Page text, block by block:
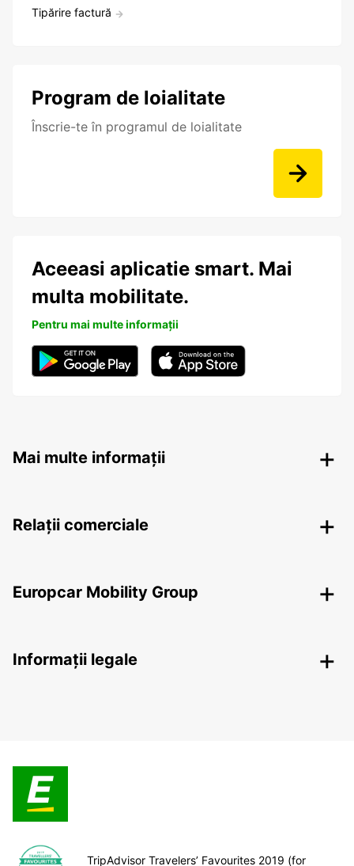
Tipărire factură
Program de loialitate
Înscrie-te în programul de loialitate
Aceeasi aplicatie smart. Mai
multa mobilitate.
Pentru mai multe informații
Mai multe informații
Relații comerciale
Europcar Mobility Group
Informații legale
TripAdvisor Travelers’ Favourites 2019 (for